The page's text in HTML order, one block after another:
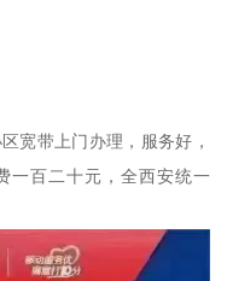
宽带上门办理，服务好，
一百二十元，全西安统一